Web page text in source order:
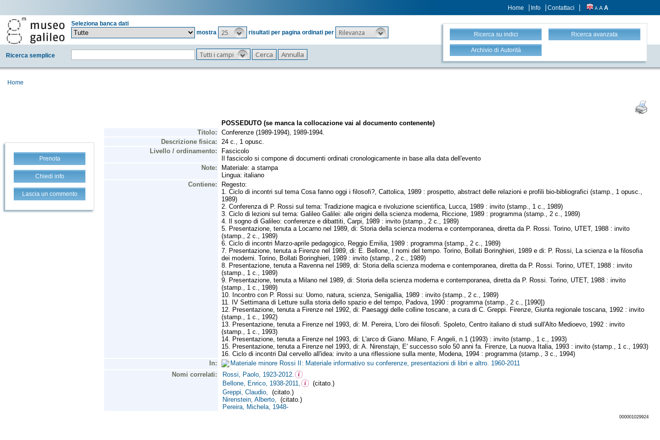
Home Info Contattaci A A A
Seleziona banca dati
mostra
25 risultati per pagina ordinati per Rilevanza
Ricerca semplice Tutti i campi
Ricerca su indici Ricerca avanzata
Archivio di Autorità
Home
Prenota
Chiedi info
Lascia un commento